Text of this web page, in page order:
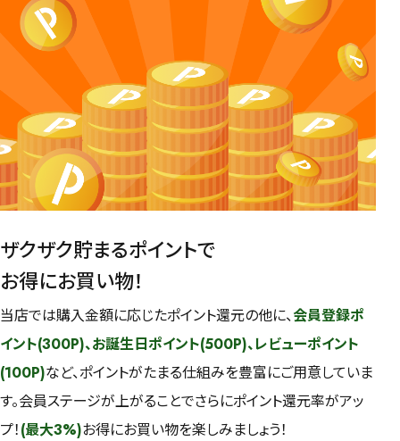
ザクザク貯まるポイントで
お得にお買い物！
当店では購入金額に応じたポイント還元の他に、会員登録ポ
イント(300P)、お誕生日ポイント(500P)、レビューポイント
(100P)など、ポイントがたまる仕組みを豊富にご用意していま
す。会員ステージが上がることでさらにポイント還元率がアッ
プ！(最大3%)お得にお買い物を楽しみましょう！